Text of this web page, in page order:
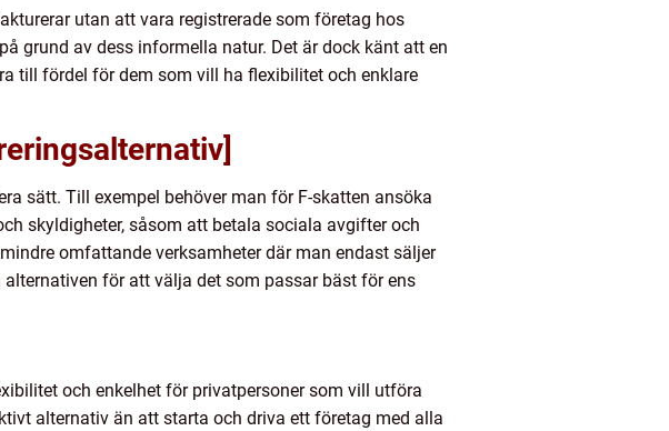
utan att vara registrerade som företag hos
grund av dess informella natur. Det är dock känt att en
till fördel för dem som vill ha flexibilitet och enklare
sätt. Till exempel behöver man för F-skatten ansöka
skyldigheter, såsom att betala sociala avgifter och
omfattande verksamheter där man endast säljer
för att välja det som passar bäst för ens
och enkelhet för privatpersoner som vill utföra
alternativ än att starta och driva ett företag med alla